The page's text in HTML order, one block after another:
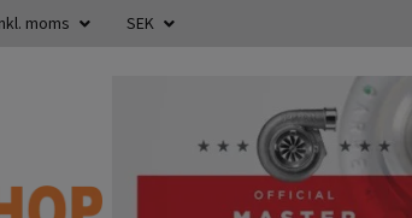
moms SEK